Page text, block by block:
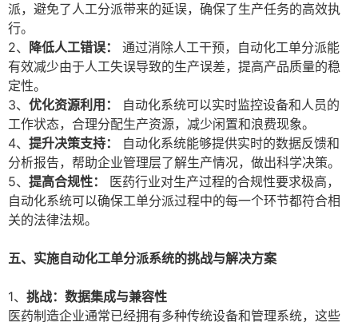
派，避免了人工分派带来的延误，确保了生产任务的高效执
行。
2、
降低人工错误：
通过消除人工干预，自动化工单分派能
有效减少由于人工失误导致的生产误差，提高产品质量的稳
定性。
3、 优化资源利用：
自动化系统可以实时监控设备和人员的
工作状态，合理分配生产资源，减少闲置和浪费现象。
4、 提升决策支持：
自动化系统能够提供实时的数据反馈和
分析报告，帮助企业管理层了解生产情况，做出科学决策。
5、 提高合规性：
医药行业对生产过程的合规性要求极高，
自动化系统可以确保工单分派过程中的每一个环节都符合相
关的法律法规。
五、实施自动化工单分派系统的挑战与解决方案
1、 挑战：数据集成与兼容性
医药制造企业通常已经拥有多种传统设备和管理系统，这些